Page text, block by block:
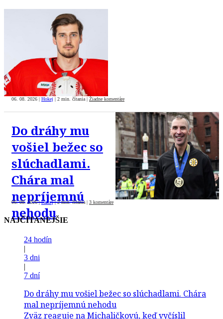
06. 08. 2026 Hokej 2 min. čítania Žiadne komentáre
Do dráhy mu
vošiel bežec so
slúchadlami.
Chára mal
nepríjemnú
nehodu
06. 08. 2026| Hokej |2 min. čítania 3 komentáre
NAJČÍTANEJŠIE
24 hodín
|
3 dni
|
7 dní